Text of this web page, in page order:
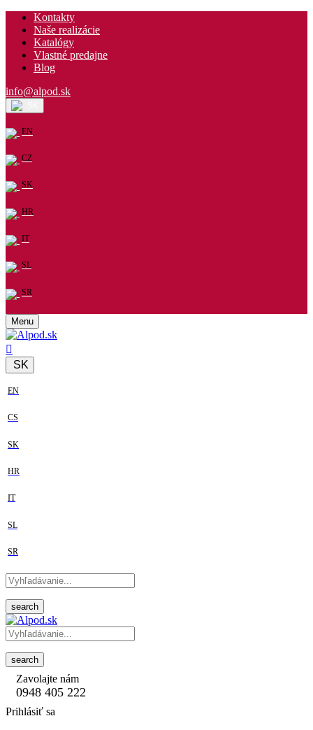
Kontakty
Naše realizácie
Katalógy
Vlastné predajne
Blog
info@alpod.sk
EN
CZ
SK
HR
IT
SL
SR
Menu
SK
EN
CS
SK
HR
IT
SL
SR
search
search
Zavolajte nám
0948 405 222
Prihlásiť sa